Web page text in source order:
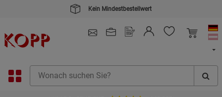
Kein Mindestbestellwert